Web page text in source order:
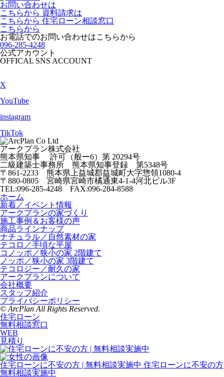
お問い合わせは
こちらから 資料請求は
こちらから 住宅ローン相談窓口
こちらから
お電話でのお問い合わせはこちらから
096-285-4248
公式アカウント
OFFICAL SNS ACCOUNT
X
YouTube
instagram
TikTok
アークプラン株式会社
熊本県知事 許可（般ー6）第 20294号
二級建築士事務所 熊本県知事登録 第5348号
〒861-2233
熊本県上益城郡益城町大字惣領1080-4
〒880-0805
宮崎県宮崎市橘通東4-1-4河北ビル3F
TEL:096-285-4248 FAX:096-284-8588
ホーム
新着／イベント情報
アークプランの家づくり
施工事例＆お客様の声
商品ラインナップ
ナチュラル／自然素材の家
テコロ／手頃な平屋
コノッポ／狭小の家 2階建て
ノッポ／狭小の家 3階建て
テコロジー／耐久の家
アークプランについて
会社概要
スタッフ紹介
プライバシーポリシー
© ArcPlan All Rights Reserved.
住宅ローン
無料相談窓口
WEB
見積り
住宅ローンに不安の方 | 無料相談実施中 住宅ローンに不安の方
無料相談実施中